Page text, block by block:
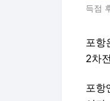
득점
포항
2차
포항